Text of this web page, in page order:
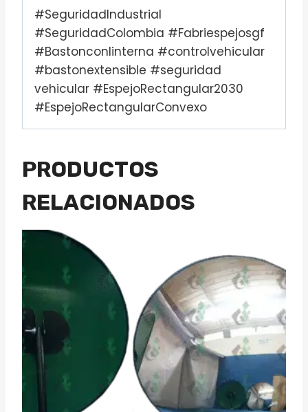
#SeguridadIndustrial
#SeguridadColombia #Fabriespejosgf
#Bastonconlinterna #controlvehicular
#bastonextensible #seguridad
vehicular #EspejoRectangular2030
#EspejoRectangularConvexo
PRODUCTOS
RELACIONADOS